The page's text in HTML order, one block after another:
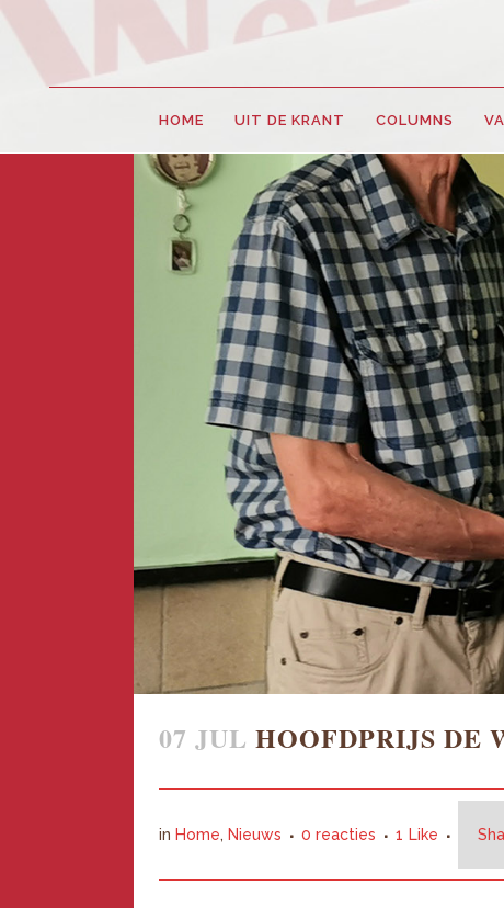
HOME UIT DE KRANT COLUMNS
07 JUL HOOFDPRIJS DE
in Home, Nieuws 0 reacties 1 Like